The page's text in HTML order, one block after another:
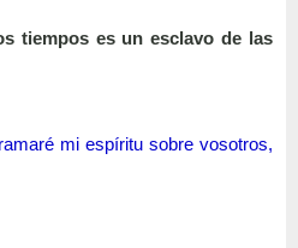
tiempos es un esclavo de las
mi espíritu sobre vosotros,